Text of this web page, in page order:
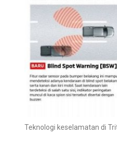
Teknologi keselamatan di